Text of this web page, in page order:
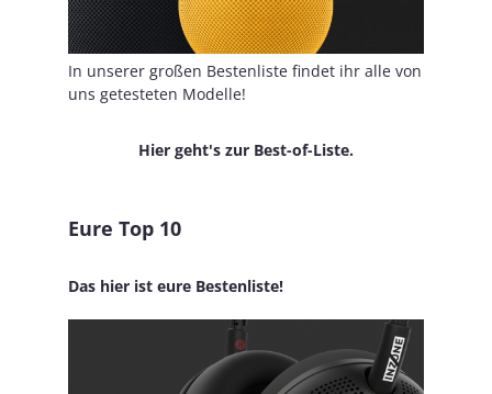
In unserer großen Bestenliste findet ihr alle von
uns getesteten Modelle!
Hier geht's zur Best-of-Liste.
Eure Top 10
Das hier ist eure Bestenliste!